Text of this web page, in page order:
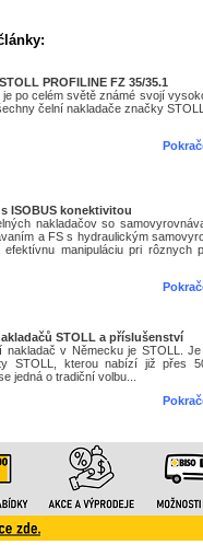
PROFILINE FZ 35/35.1
po celém světě známé svojí
čelní nakladače značky
ISOBUS konektivitou
nakladačov so
a FS s hydraulickým
manipuláciu pri rôznych
STOLL a příslušenství
v Německu je STOLL.
STOLL, kterou nabízí již přes
jedná o tradiční volbu...